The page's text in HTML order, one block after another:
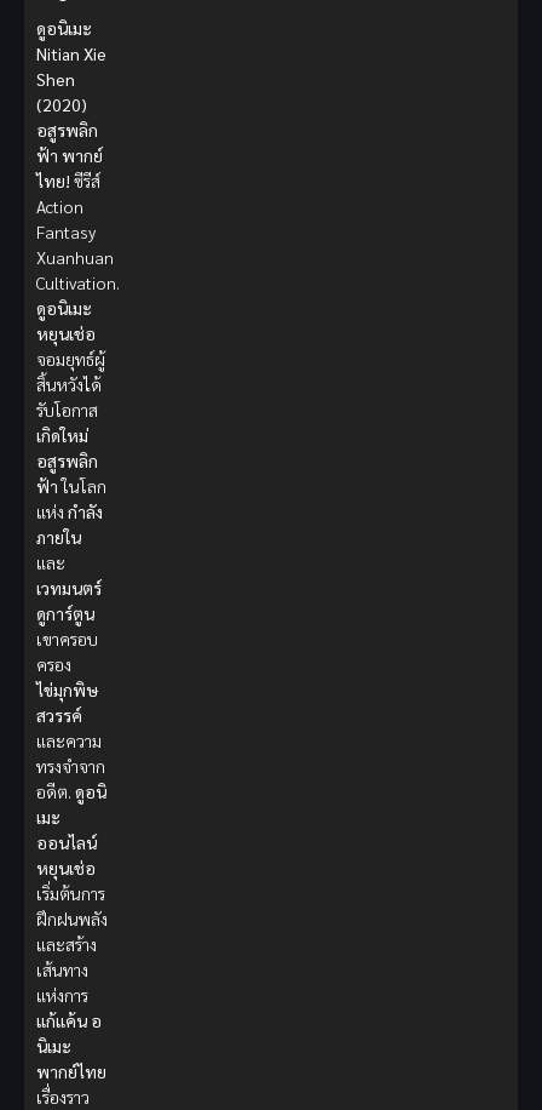
ดูอนิเมะ
Nitian Xie
Shen
(2020)
อสูรพลิก
ฟ้า พากย์
ไทย! ซีรีส์
Action
Fantasy
Xuanhuan
Cultivation.
ดูอนิเมะ
หยุนเช่อ
จอมยุทธ์ผู้
สิ้นหวังได้
รับโอกาส
เกิดใหม่
อสูรพลิก
ฟ้าในโลก
แห่ง กำลัง
ภายใน
และ
เวทมนตร์
ดูการ์ตูน
เขาครอบ
ครอง
ไข่มุกพิษ
สวรรค์
และความ
ทรงจำจาก
อดีต. ดูอนิ
เมะ
ออนไลน์
หยุนเช่อ
เริ่มต้นการ
ฝึกฝนพลัง
และสร้าง
เส้นทาง
แห่งการ
แก้แค้น อ
นิเมะ
พากย์ไทย
เรื่องราว